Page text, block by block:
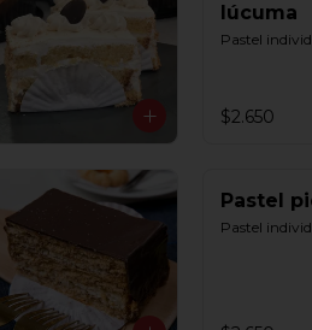
lúcuma
Pastel
$2.650
Pastel
Pastel